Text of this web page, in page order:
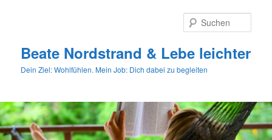
Beate Nordstrand & Lebe leichter
Dein Ziel: Wohlfühlen. Mein Job: Dich dabei zu begleiten